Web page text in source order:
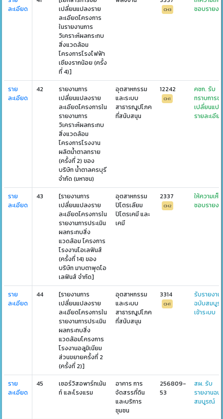
ละเอียด
เปลี่ยนแปลงราย
ละเอียดโครงการ
ในรายงานการ
วิเคราะห์ผลกระทบ
สิ่งแวดล้อม
โครงการโรงไฟฟ้า
เชียงรากน้อย (ครั้ง
ที่ 4)]
CH3
ชอบรายงา
ราย
ละเอียด
42
รายงานการ
เปลี่ยนแปลงราย
ละเอียดโครงการใน
รายงานการ
วิเคราะห์ผลกระทบ
สิ่งแวดล้อม
โครงการโรงงาน
ผลิตน้ำตาลทราย
(ครั้งที่ 2) ของ
บริษัท น้ำตาลครบุรี
จำกัด (มหาชน)
อุตสาหกรรม
และระบบ
สาธารณูปโภค
ที่สนับสนุน
12242
CH1
คชก. รับ
ทราบการข
เปลี่ยนแป
รายละเอีย
ราย
ละเอียด
43
[รายงานการ
เปลี่ยนแปลงราย
ละเอียดโครงการใน
รายงานการประเมิน
ผลกระทบสิ่ง
แวดล้อม โครงการ
โรงงานโอเลฟินส์
(ครั้งที่ 14) ของ
บริษัท มาบตาพุดโอ
เลฟินส์ จำกัด]
อุตสาหกรรม
ปิโตรเลียม
ปิโตรเคมี และ
เคมี
2337
CH2
ให้ความเห็น
ชอบรายงา
ราย
ละเอียด
44
[รายงานการ
เปลี่ยนแปลงราย
ละเอียดโครงการใน
รายงานการประเมิน
ผลกระทบสิ่ง
แวดล้อมโครงการ
โรงงานอลูมิเนียม
ส่วนขยายครั้งที่ 2
(ครั้งที่ 2)]
อุตสาหกรรม
และระบบ
สาธารณูปโภค
ที่สนับสนุน
3314
CH1
รับรายงาน
ฉบับสมบู
เข้าระบบ
ราย
ละเอียด
45
เซอร์วิสอพาร์ทเม้น
ท์ และโรงแรม
อาคาร การ
จัดสรรที่ดิน
และบริการ
ชุมชน
256809-
53
สผ. รับ
รายงานฉบั
สมบูรณ์